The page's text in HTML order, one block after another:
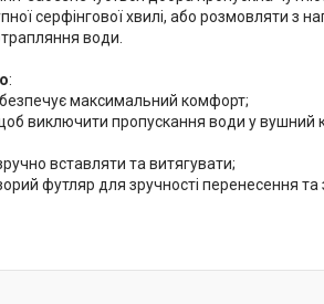
серфінгової хвилі, або розмовляти з
води.
:
максимальний комфорт;
виключити пропускання води у вушний
вставляти та витягувати;
футляр для зручності перенесення та